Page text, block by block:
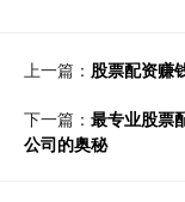
上一篇： 股票配资赚
下一篇： 最专业股票
公司的奥秘